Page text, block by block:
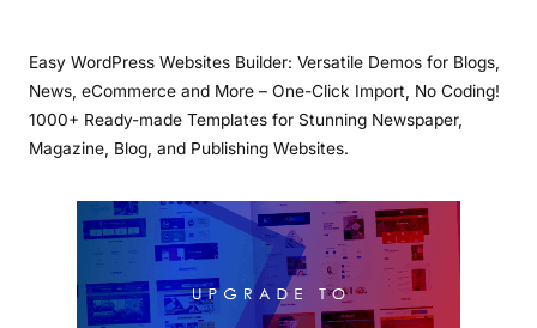
Easy WordPress Websites Builder: Versatile Demos for Blogs,
News, eCommerce and More – One-Click Import, No Coding!
1000+ Ready-made Templates for Stunning Newspaper,
Magazine, Blog, and Publishing Websites.